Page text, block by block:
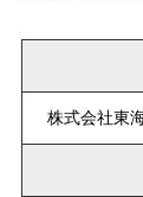
株式会社東